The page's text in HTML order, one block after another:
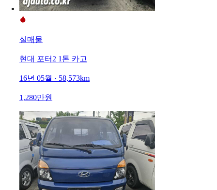
실매물
현대 포터2 1톤 카고
16년 05월 · 58,573km
1,280만원